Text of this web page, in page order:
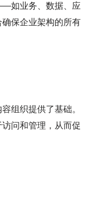
如业务、数据、应
保企业架构的所有
组织提供了基础。
问和管理，从而促